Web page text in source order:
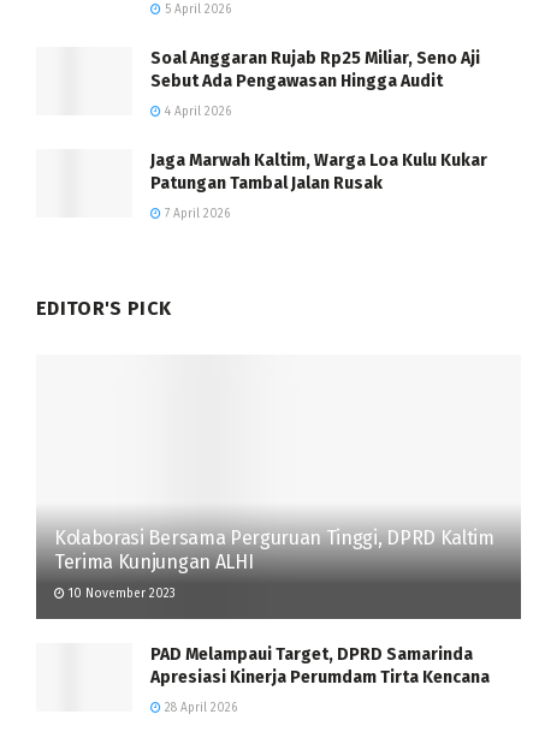
5 April 2026
Soal Anggaran Rujab Rp25 Miliar, Seno Aji
Sebut Ada Pengawasan Hingga Audit
4 April 2026
Jaga Marwah Kaltim, Warga Loa Kulu Kukar
Patungan Tambal Jalan Rusak
7 April 2026
EDITOR'S PICK
Kolaborasi Bersama Perguruan Tinggi, DPRD Kaltim
Terima Kunjungan ALHI
10 November 2023
PAD Melampaui Target, DPRD Samarinda
Apresiasi Kinerja Perumdam Tirta Kencana
28 April 2026